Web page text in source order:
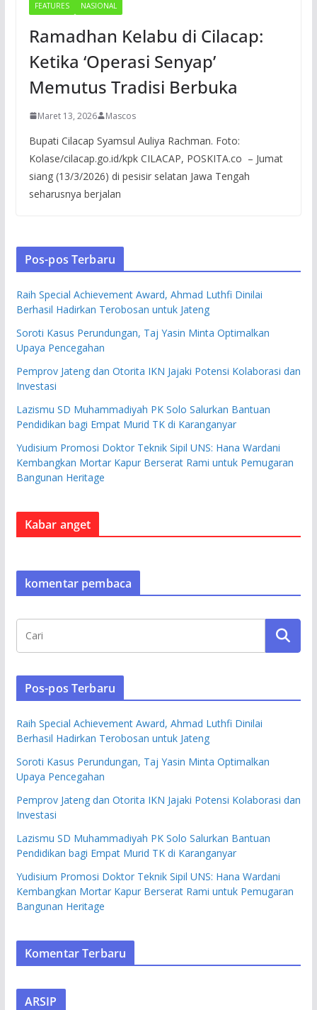
FEATURES NASIONAL
Ramadhan Kelabu di Cilacap:
Ketika ‘Operasi Senyap’
Memutus Tradisi Berbuka
Maret 13, 2026 Mascos
Bupati Cilacap Syamsul Auliya Rachman. Foto:
Kolase/cilacap.go.id/kpk CILACAP, POSKITA.co – Jumat
siang (13/3/2026) di pesisir selatan Jawa Tengah
seharusnya berjalan
Pos-pos Terbaru
Raih Special Achievement Award, Ahmad Luthfi Dinilai
Berhasil Hadirkan Terobosan untuk Jateng
Soroti Kasus Perundungan, Taj Yasin Minta Optimalkan
Upaya Pencegahan
Pemprov Jateng dan Otorita IKN Jajaki Potensi Kolaborasi dan
Investasi
Lazismu SD Muhammadiyah PK Solo Salurkan Bantuan
Pendidikan bagi Empat Murid TK di Karanganyar
Yudisium Promosi Doktor Teknik Sipil UNS: Hana Wardani
Kembangkan Mortar Kapur Berserat Rami untuk Pemugaran
Bangunan Heritage
Kabar anget
komentar pembaca
Pos-pos Terbaru
Raih Special Achievement Award, Ahmad Luthfi Dinilai
Berhasil Hadirkan Terobosan untuk Jateng
Soroti Kasus Perundungan, Taj Yasin Minta Optimalkan
Upaya Pencegahan
Pemprov Jateng dan Otorita IKN Jajaki Potensi Kolaborasi dan
Investasi
Lazismu SD Muhammadiyah PK Solo Salurkan Bantuan
Pendidikan bagi Empat Murid TK di Karanganyar
Yudisium Promosi Doktor Teknik Sipil UNS: Hana Wardani
Kembangkan Mortar Kapur Berserat Rami untuk Pemugaran
Bangunan Heritage
Komentar Terbaru
ARSIP